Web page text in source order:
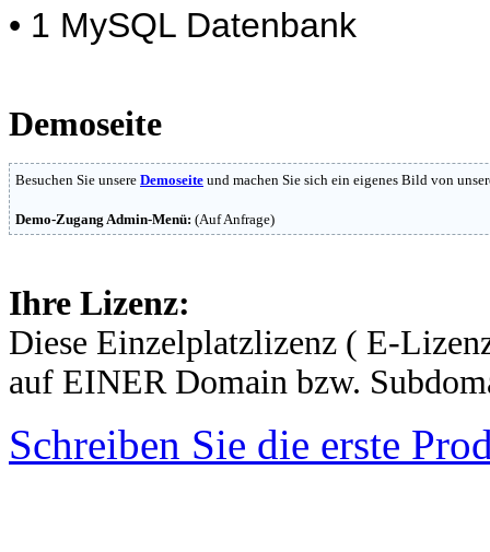
• 1 MySQL Datenbank
Demoseite
Besuchen Sie unsere Demoseite und machen Sie sich ein eigenes Bild von
Demo-Zugang Admin-Menü: (Auf Anfrage)
Ihre Lizenz:
Diese Einzelplatzlizenz ( E-
auf EINER Domain bzw.
Schreiben Sie die erste